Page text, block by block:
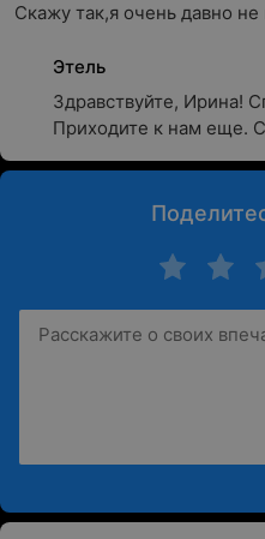
Скажу так,я очень давно
Этель
Здравствуйте, Ирина!
Приходите к нам еще.